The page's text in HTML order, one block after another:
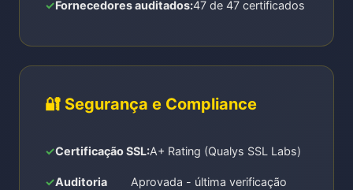
Fornecedores auditados:47 de 47 certificados
🔐 Segurança e Compliance
Certificação SSL:A+ Rating (Qualys SSL Labs)
Auditoria
Aprovada - última verificação